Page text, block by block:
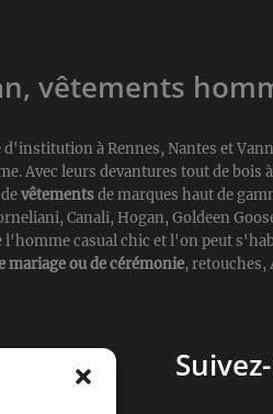
vêtements
à Rennes, Nantes et
Avec leurs devantures tout de bois
vêtementsde marques haut de
Canali, Hogan, Goldeen
l'homme casual chic et l'on peut
mariage ou de cérémonie, retouches,